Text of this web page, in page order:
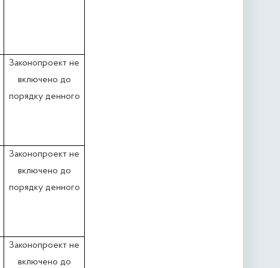
Законопроект не
включено до
порядку денного
Законопроект не
включено до
порядку денного
Законопроект не
включено до